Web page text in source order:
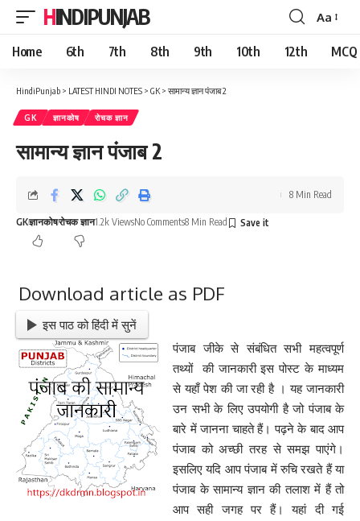
HINDIPUNJAB
Font
Resizer
Aa
Home 6th 7th 8th 9th 10th 12th MCQ
HindiPunjab > LATEST HINDI NOTES > GK > सामान्य ज्ञान पंजाब 2
GK ज्ञानकोष रोचक ज्ञान
सामान्य ज्ञान पंजाब 2
GKज्ञानकोषरोचक ज्ञान1.2k ViewsNo Comments8 Min Read
8 Min Read
Download article as PDF
इस पाठ को हिंदी में सुनें
पंजाब जीके से संबंधित सभी महत्वपूर्ण
तथ्यों की जानकारी इस पोस्ट के माध्यम
से यहाँ पेश की जा रही है । यह जानकारी
उन सभी के लिए उपयोगी है जो पंजाब के
बारे में जानना चाहते हैं। पढ़ने के बाद आप
पंजाब को अच्छी तरह से समझ पाएंगे।
इसलिए यदि आप पंजाब में रुचि रखते हैं या
पंजाब के सामान्य ज्ञान की तलाश में हैं तो
आप सही जगह पर हैं। यहां दी गई